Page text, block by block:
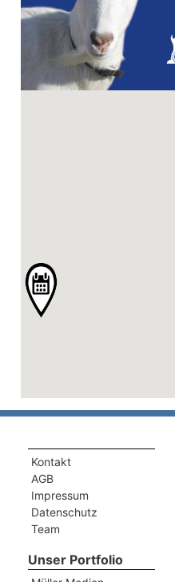
Kontakt
AGB
Impressum
Datenschutz
Team
Unser Portfolio